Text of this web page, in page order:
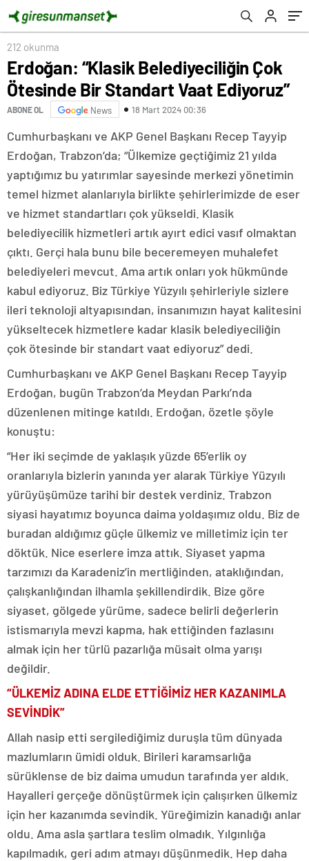
212 okunma
Erdoğan: “Klasik Belediyeciliğin Çok
Ötesinde Bir Standart Vaat Ediyoruz”
ABONE OL News 18 Mart 2024 00:36
Cumhurbaşkanı ve AKP Genel Başkanı Recep Tayyip
Erdoğan, Trabzon’da; “Ülkemize geçtiğimiz 21 yılda
yaptığımız bu yatırımlar sayesinde merkezi yönetimin
temel hizmet alanlarıyla birlikte şehirlerimizde de eser
ve hizmet standartları çok yükseldi. Klasik
belediyecilik hizmetleri artık ayırt edici vasıf olmaktan
çıktı. Gerçi hala bunu bile beceremeyen muhalefet
belediyeleri mevcut. Ama artık onları yok hükmünde
kabul ediyoruz. Biz Türkiye Yüzyılı şehirleriyle sizlere
ileri teknoloji altyapısından, insanımızın hayat kalitesini
yükseltecek hizmetlere kadar klasik belediyeciliğin
çok ötesinde bir standart vaat ediyoruz” dedi.
Cumhurbaşkanı ve AKP Genel Başkanı Recep Tayyip
Erdoğan, bugün Trabzon’da Meydan Parkı’nda
düzenlenen mitinge katıldı. Erdoğan, özetle şöyle
konuştu:
“Her iki seçimde de yaklaşık yüzde 65’erlik oy
oranlarıyla bizlerin yanında yer alarak Türkiye Yüzyılı
yürüyüşümüze tarihi bir destek verdiniz. Trabzon
siyasi hayatımız boyunca daima yoldaşımız oldu. Biz de
buradan aldığımız güçle ülkemiz ve milletimiz için ter
döktük. Nice eserlere imza attık. Siyaset yapma
tarzımızı da Karadeniz’in mertliğinden, ataklığından,
çalışkanlığından ilhamla şekillendirdik. Bize göre
siyaset, gölgede yürüme, sadece belirli değerlerin
istismarıyla mevzi kapma, hak ettiğinden fazlasını
almak için her türlü pazarlığa müsait olma yarışı
değildir.
“ÜLKEMİZ ADINA ELDE ETTİĞİMİZ HER KAZANIMLA
SEVİNDİK”
Allah nasip etti sergilediğimiz duruşla tüm dünyada
mazlumların ümidi olduk. Birileri karamsarlığa
sürüklense de biz daima umudun tarafında yer aldık.
Hayalleri gerçeğe dönüştürmek için çalışırken ülkemiz
için her kazanımda sevindik. Yüreğimizin kanadığı anlar
oldu. Ama asla şartlara teslim olmadık. Yılgınlığa
kapılmadık, geri adım atmayı düşünmedik. Hep daha